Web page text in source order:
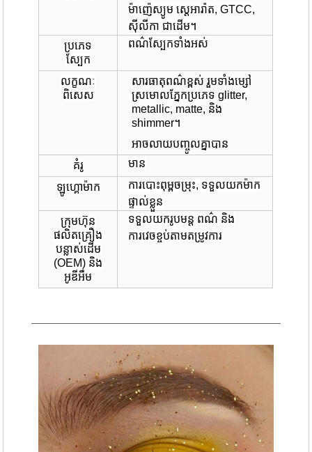
ម៉ាញ៉េស្យូម ស្តេអារ៉ាត, GTCC,
ស៊ីលីកា ជាដើម។
ប្រភេទ
ស្បែក
ពណ៌ស្បែកទាំងអស់
លក្ខណៈ
ពិសេស
សារធាតុពណ៌ខ្ពស់ រួមទាំងម្សៅ
ស្រមោលភ្នែកប្រភេទ glitter,
metallic, matte, និង
shimmer។
អាចលាយបញ្ចូលគ្នាបាន
គំរូ
មាន
ឡូហ្គោ​ម៉ាក
ការបោះពុម្ពចម្រុះ, ទទួលយកម៉ាក
ផ្ទាល់ខ្លួន
ក្រុមហ៊ុន
ផលិតគ្រឿង
បន្លាស់ដើម
(OEM) និង
អូឌីអឹម
ទទួលយករូបមន្ត ពណ៌ និង
ការវេចខ្ចប់តាមតម្រូវការ